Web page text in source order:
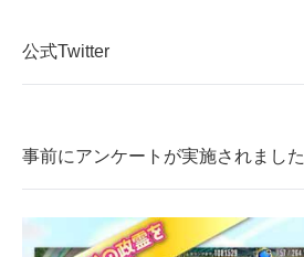
公式Twitter
事前にアンケートが実施されました